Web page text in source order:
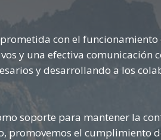
con el funcionamiento
y una efectiva comunicación
y desarrollando a los
soporte para mantener la
promovemos el cumplimiento